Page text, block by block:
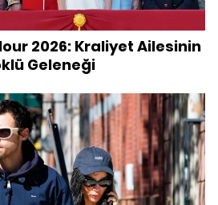
2026: Kraliyet Ailesinin
Geleneği